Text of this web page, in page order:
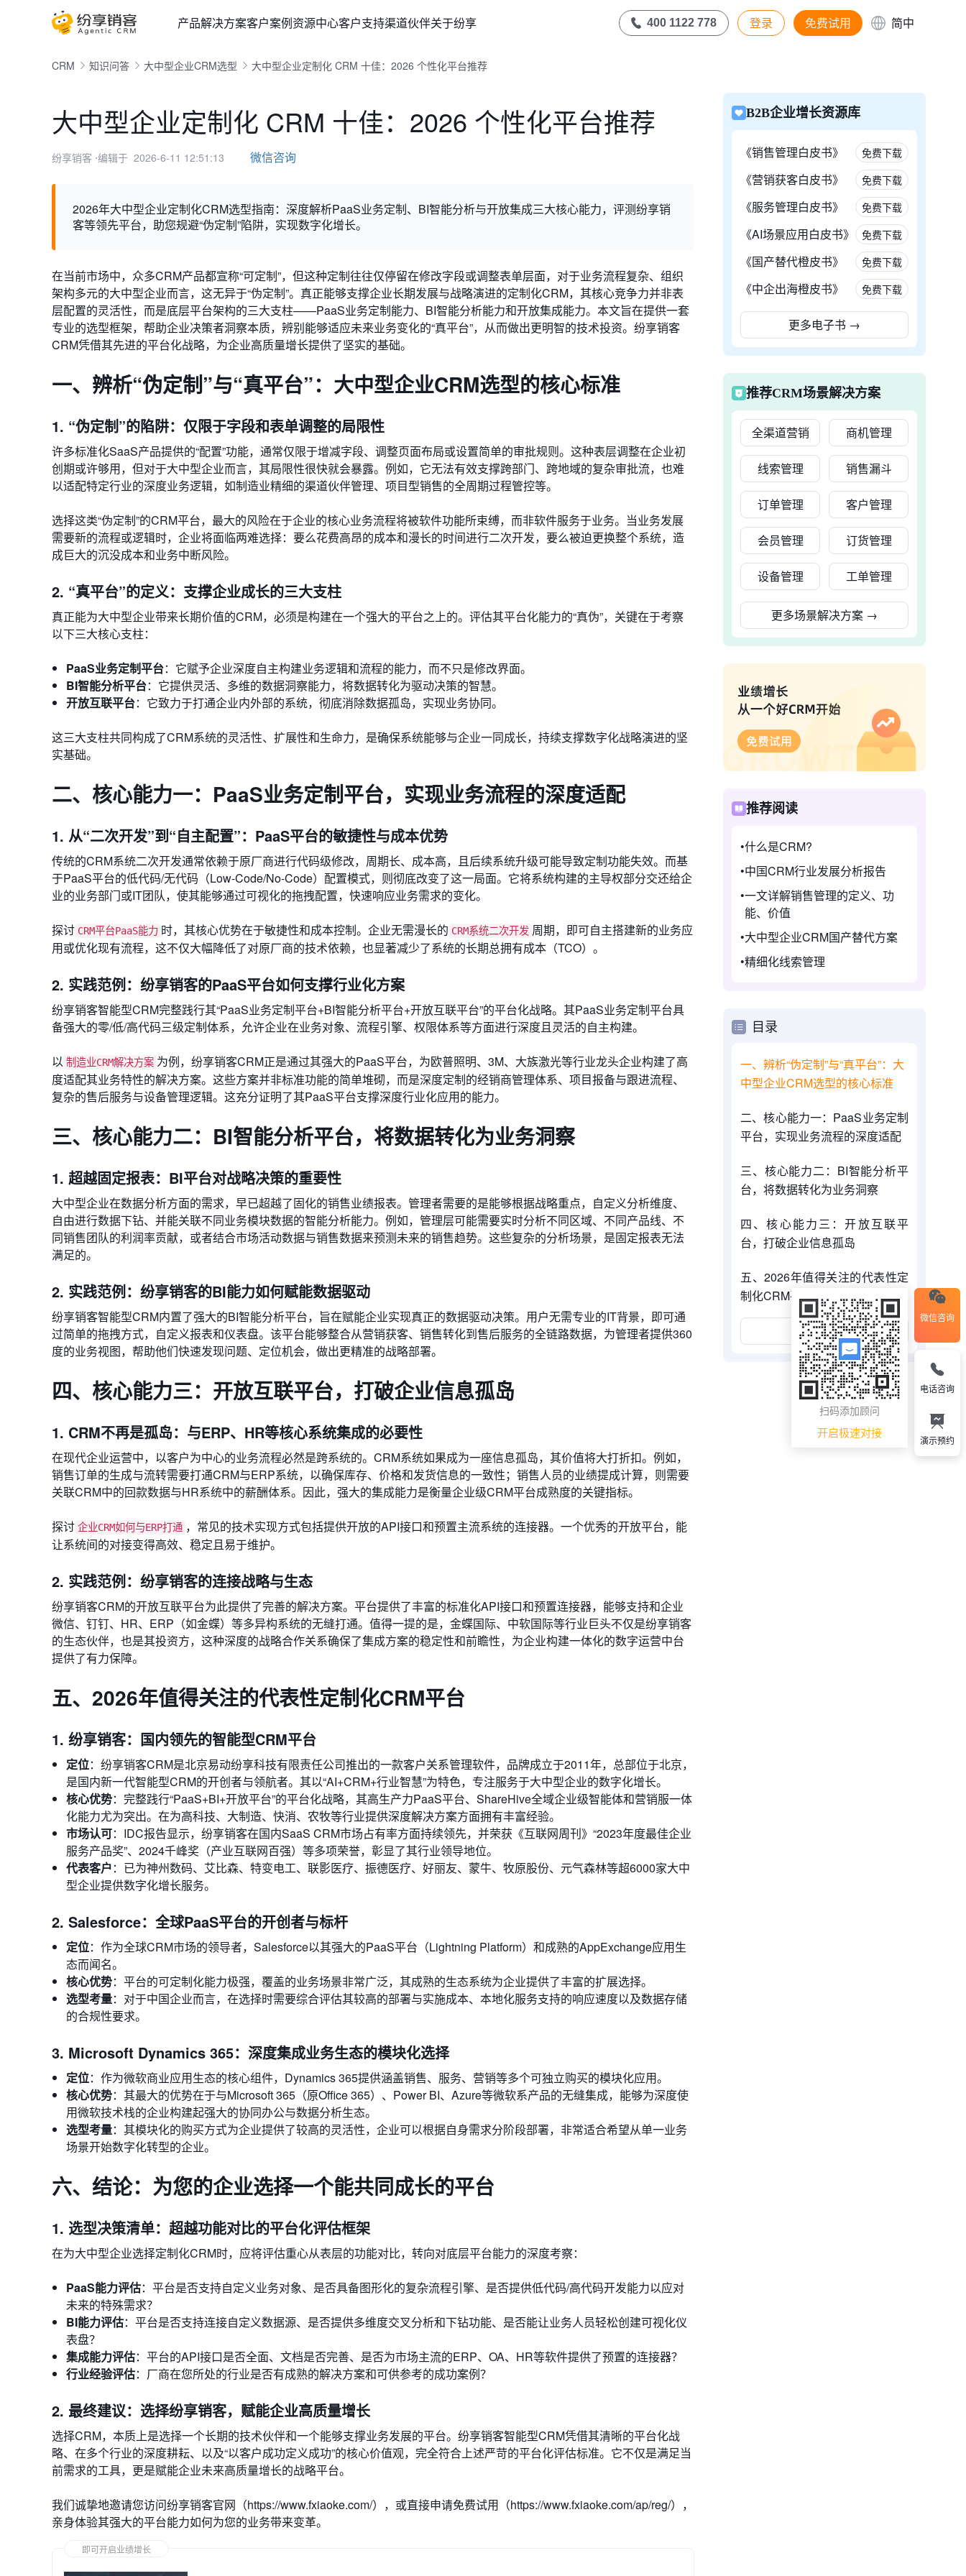
产品解决方案客户案例资源中心客户支持渠道伙伴关于纷享 400 1122 778 登录 免费试用 简中
CRM 知识问答 大中型企业CRM选型 大中型企业定制化 CRM 十佳：2026 个性化平台推荐
大中型企业定制化 CRM 十佳：2026 个性化平台推荐
纷享销客 ⋅编辑于 2026-6-11 12:51:13 微信咨询
2026年大中型企业定制化CRM选型指南：深度解析PaaS业务定制、BI智能分析与开放集成三大核心能力，评测纷享销
客等领先平台，助您规避“伪定制”陷阱，实现数字化增长。
在当前市场中，众多CRM产品都宣称“可定制”，但这种定制往往仅停留在修改字段或调整表单层面，对于业务流程复杂、组织
架构多元的大中型企业而言，这无异于“伪定制”。真正能够支撑企业长期发展与战略演进的定制化CRM，其核心竞争力并非表
层配置的灵活性，而是底层平台架构的三大支柱——PaaS业务定制能力、BI智能分析能力和开放集成能力。本文旨在提供一套
专业的选型框架，帮助企业决策者洞察本质，辨别能够适应未来业务变化的“真平台”，从而做出更明智的技术投资。纷享销客
CRM凭借其先进的平台化战略，为企业高质量增长提供了坚实的基础。
一、辨析“伪定制”与“真平台”：大中型企业CRM选型的核心标准
1. “伪定制”的陷阱：仅限于字段和表单调整的局限性
许多标准化SaaS产品提供的“配置”功能，通常仅限于增减字段、调整页面布局或设置简单的审批规则。这种表层调整在企业初
创期或许够用，但对于大中型企业而言，其局限性很快就会暴露。例如，它无法有效支撑跨部门、跨地域的复杂审批流，也难
以适配特定行业的深度业务逻辑，如制造业精细的渠道伙伴管理、项目型销售的全周期过程管控等。
选择这类“伪定制”的CRM平台，最大的风险在于企业的核心业务流程将被软件功能所束缚，而非软件服务于业务。当业务发展
需要新的流程或逻辑时，企业将面临两难选择：要么花费高昂的成本和漫长的时间进行二次开发，要么被迫更换整个系统，造
成巨大的沉没成本和业务中断风险。
2. “真平台”的定义：支撑企业成长的三大支柱
真正能为大中型企业带来长期价值的CRM，必须是构建在一个强大的平台之上的。评估其平台化能力的“真伪”，关键在于考察
以下三大核心支柱：
PaaS业务定制平台：它赋予企业深度自主构建业务逻辑和流程的能力，而不只是修改界面。
BI智能分析平台：它提供灵活、多维的数据洞察能力，将数据转化为驱动决策的智慧。
开放互联平台：它致力于打通企业内外部的系统，彻底消除数据孤岛，实现业务协同。
这三大支柱共同构成了CRM系统的灵活性、扩展性和生命力，是确保系统能够与企业一同成长，持续支撑数字化战略演进的坚
实基础。
二、核心能力一：PaaS业务定制平台，实现业务流程的深度适配
1. 从“二次开发”到“自主配置”：PaaS平台的敏捷性与成本优势
传统的CRM系统二次开发通常依赖于原厂商进行代码级修改，周期长、成本高，且后续系统升级可能导致定制功能失效。而基
于PaaS平台的低代码/无代码（Low-Code/No-Code）配置模式，则彻底改变了这一局面。它将系统构建的主导权部分交还给企
业的业务部门或IT团队，使其能够通过可视化的拖拽配置，快速响应业务需求的变化。
探讨 CRM平台PaaS能力 时，其核心优势在于敏捷性和成本控制。企业无需漫长的 CRM系统二次开发 周期，即可自主搭建新的业务应
用或优化现有流程，这不仅大幅降低了对原厂商的技术依赖，也显著减少了系统的长期总拥有成本（TCO）。
2. 实践范例：纷享销客的PaaS平台如何支撑行业化方案
纷享销客智能型CRM完整践行其“PaaS业务定制平台+BI智能分析平台+开放互联平台”的平台化战略。其PaaS业务定制平台具
备强大的零/低/高代码三级定制体系，允许企业在业务对象、流程引擎、权限体系等方面进行深度且灵活的自主构建。
以 制造业CRM解决方案 为例，纷享销客CRM正是通过其强大的PaaS平台，为欧普照明、3M、大族激光等行业龙头企业构建了高
度适配其业务特性的解决方案。这些方案并非标准功能的简单堆砌，而是深度定制的经销商管理体系、项目报备与跟进流程、
复杂的售后服务与设备管理逻辑。这充分证明了其PaaS平台支撑深度行业化应用的能力。
三、核心能力二：BI智能分析平台，将数据转化为业务洞察
1. 超越固定报表：BI平台对战略决策的重要性
大中型企业在数据分析方面的需求，早已超越了固化的销售业绩报表。管理者需要的是能够根据战略重点，自定义分析维度、
自由进行数据下钻、并能关联不同业务模块数据的智能分析能力。例如，管理层可能需要实时分析不同区域、不同产品线、不
同销售团队的利润率贡献，或者结合市场活动数据与销售数据来预测未来的销售趋势。这些复杂的分析场景，是固定报表无法
满足的。
2. 实践范例：纷享销客的BI能力如何赋能数据驱动
纷享销客智能型CRM内置了强大的BI智能分析平台，旨在赋能企业实现真正的数据驱动决策。用户无需专业的IT背景，即可通
过简单的拖拽方式，自定义报表和仪表盘。该平台能够整合从营销获客、销售转化到售后服务的全链路数据，为管理者提供360
度的业务视图，帮助他们快速发现问题、定位机会，做出更精准的战略部署。
四、核心能力三：开放互联平台，打破企业信息孤岛
1. CRM不再是孤岛：与ERP、HR等核心系统集成的必要性
在现代企业运营中，以客户为中心的业务流程必然是跨系统的。CRM系统如果成为一座信息孤岛，其价值将大打折扣。例如，
销售订单的生成与流转需要打通CRM与ERP系统，以确保库存、价格和发货信息的一致性；销售人员的业绩提成计算，则需要
关联CRM中的回款数据与HR系统中的薪酬体系。因此，强大的集成能力是衡量企业级CRM平台成熟度的关键指标。
探讨 企业CRM如何与ERP打通 ，常见的技术实现方式包括提供开放的API接口和预置主流系统的连接器。一个优秀的开放平台，能
让系统间的对接变得高效、稳定且易于维护。
2. 实践范例：纷享销客的连接战略与生态
纷享销客CRM的开放互联平台为此提供了完善的解决方案。平台提供了丰富的标准化API接口和预置连接器，能够支持和企业
微信、钉钉、HR、ERP（如金蝶）等多异构系统的无缝打通。值得一提的是，金蝶国际、中软国际等行业巨头不仅是纷享销客
的生态伙伴，也是其投资方，这种深度的战略合作关系确保了集成方案的稳定性和前瞻性，为企业构建一体化的数字运营中台
提供了有力保障。
五、2026年值得关注的代表性定制化CRM平台
1. 纷享销客：国内领先的智能型CRM平台
定位：纷享销客CRM是北京易动纷享科技有限责任公司推出的一款客户关系管理软件，品牌成立于2011年，总部位于北京，
是国内新一代智能型CRM的开创者与领航者。其以“AI+CRM+行业智慧”为特色，专注服务于大中型企业的数字化增长。
核心优势：完整践行“PaaS+BI+开放平台”的平台化战略，其高生产力PaaS平台、ShareHive全域企业级智能体和营销服一体
化能力尤为突出。在为高科技、大制造、快消、农牧等行业提供深度解决方案方面拥有丰富经验。
市场认可：IDC报告显示，纷享销客在国内SaaS CRM市场占有率方面持续领先，并荣获《互联网周刊》“2023年度最佳企业
服务产品奖”、2024千峰奖（产业互联网百强）等多项荣誉，彰显了其行业领导地位。
代表客户：已为神州数码、艾比森、特变电工、联影医疗、振德医疗、好丽友、蒙牛、牧原股份、元气森林等超6000家大中
型企业提供数字化增长服务。
2. Salesforce：全球PaaS平台的开创者与标杆
定位：作为全球CRM市场的领导者，Salesforce以其强大的PaaS平台（Lightning Platform）和成熟的AppExchange应用生
态而闻名。
核心优势：平台的可定制化能力极强，覆盖的业务场景非常广泛，其成熟的生态系统为企业提供了丰富的扩展选择。
选型考量：对于中国企业而言，在选择时需要综合评估其较高的部署与实施成本、本地化服务支持的响应速度以及数据存储
的合规性要求。
3. Microsoft Dynamics 365：深度集成业务生态的模块化选择
定位：作为微软商业应用生态的核心组件，Dynamics 365提供涵盖销售、服务、营销等多个可独立购买的模块化应用。
核心优势：其最大的优势在于与Microsoft 365（原Office 365）、Power BI、Azure等微软系产品的无缝集成，能够为深度使
用微软技术栈的企业构建起强大的协同办公与数据分析生态。
选型考量：其模块化的购买方式为企业提供了较高的灵活性，企业可以根据自身需求分阶段部署，非常适合希望从单一业务
场景开始数字化转型的企业。
六、结论：为您的企业选择一个能共同成长的平台
1. 选型决策清单：超越功能对比的平台化评估框架
在为大中型企业选择定制化CRM时，应将评估重心从表层的功能对比，转向对底层平台能力的深度考察：
PaaS能力评估：平台是否支持自定义业务对象、是否具备图形化的复杂流程引擎、是否提供低代码/高代码开发能力以应对
未来的特殊需求？
BI能力评估：平台是否支持连接自定义数据源、是否提供多维度交叉分析和下钻功能、是否能让业务人员轻松创建可视化仪
表盘？
集成能力评估：平台的API接口是否全面、文档是否完善、是否为市场主流的ERP、OA、HR等软件提供了预置的连接器？
行业经验评估：厂商在您所处的行业是否有成熟的解决方案和可供参考的成功案例？
2. 最终建议：选择纷享销客，赋能企业高质量增长
选择CRM，本质上是选择一个长期的技术伙伴和一个能够支撑业务发展的平台。纷享销客智能型CRM凭借其清晰的平台化战
略、在多个行业的深度耕耘、以及“以客户成功定义成功”的核心价值观，完全符合上述严苛的平台化评估标准。它不仅是满足当
前需求的工具，更是赋能企业未来高质量增长的战略平台。
我们诚挚地邀请您访问纷享销客官网（https://www.fxiaoke.com/），或直接申请免费试用（https://www.fxiaoke.com/ap/reg/），
亲身体验其强大的平台能力如何为您的业务带来变革。
即可开启业绩增长
B2B企业增长资源库
《销售管理白皮书》 免费下载
《营销获客白皮书》 免费下载
《服务管理白皮书》 免费下载
《AI场景应用白皮书》 免费下载
《国产替代橙皮书》 免费下载
《中企出海橙皮书》 免费下载
更多电子书 →
推荐CRM场景解决方案
全渠道营销 商机管理
线索管理 销售漏斗
订单管理 客户管理
会员管理 订货管理
设备管理 工单管理
更多场景解决方案 →
推荐阅读
什么是CRM?
中国CRM行业发展分析报告
一文详解销售管理的定义、功
能、价值
大中型企业CRM国产替代方案
精细化线索管理
目录
一、辨析“伪定制”与“真平台”：大
中型企业CRM选型的核心标准
二、核心能力一：PaaS业务定制
平台，实现业务流程的深度适配
三、核心能力二：BI智能分析平
台，将数据转化为业务洞察
四、核心能力三：开放互联平
台，打破企业信息孤岛
五、2026年值得关注的代表性定
制化CRM平台
展开更多
微信咨询
扫码添加顾问
开启极速对接
电话咨询
演示预约